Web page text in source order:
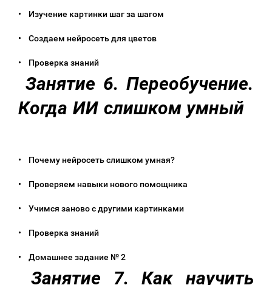
• Изучение картинки шаг за шагом
• Создаем нейросеть для цветов
• Проверка знаний
Занятие 6. Переобучение.
Когда ИИ слишком умный
• Почему нейросеть слишком умная?
• Проверяем навыки нового помощника
• Учимся заново с другими картинками
• Проверка знаний
• Домашнее задание № 2
Занятие 7. Как научить